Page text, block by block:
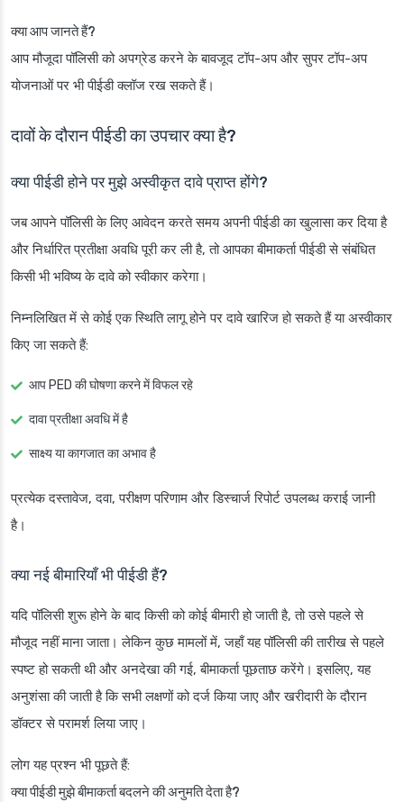
क्या आप जानते हैं?
आप मौजूदा पॉलिसी को अपग्रेड करने के बावजूद टॉप-अप और सुपर टॉप-अप
योजनाओं पर भी पीईडी क्लॉज रख सकते हैं।
दावों के दौरान पीईडी का उपचार क्या है?
क्या पीईडी होने पर मुझे अस्वीकृत दावे प्राप्त होंगे?
जब आपने पॉलिसी के लिए आवेदन करते समय अपनी पीईडी का खुलासा कर दिया है
और निर्धारित प्रतीक्षा अवधि पूरी कर ली है, तो आपका बीमाकर्ता पीईडी से संबंधित
किसी भी भविष्य के दावे को स्वीकार करेगा।
निम्नलिखित में से कोई एक स्थिति लागू होने पर दावे खारिज हो सकते हैं या अस्वीकार
किए जा सकते हैं:
आप PED की घोषणा करने में विफल रहे
दावा प्रतीक्षा अवधि में है
साक्ष्य या कागजात का अभाव है
प्रत्येक दस्तावेज, दवा, परीक्षण परिणाम और डिस्चार्ज रिपोर्ट उपलब्ध कराई जानी
है।
क्या नई बीमारियाँ भी पीईडी हैं?
यदि पॉलिसी शुरू होने के बाद किसी को कोई बीमारी हो जाती है, तो उसे पहले से
मौजूद नहीं माना जाता। लेकिन कुछ मामलों में, जहाँ यह पॉलिसी की तारीख से पहले
स्पष्ट हो सकती थी और अनदेखा की गई, बीमाकर्ता पूछताछ करेंगे। इसलिए, यह
अनुशंसा की जाती है कि सभी लक्षणों को दर्ज किया जाए और खरीदारी के दौरान
डॉक्टर से परामर्श लिया जाए।
लोग यह प्रश्न भी पूछते हैं:
क्या पीईडी मुझे बीमाकर्ता बदलने की अनुमति देता है?